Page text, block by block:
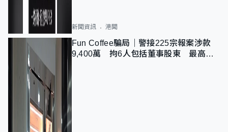
新聞資訊 港聞
Fun Coffee騙局｜警接225宗報案涉款
9,400萬 拘6人包括董事股東 最高金